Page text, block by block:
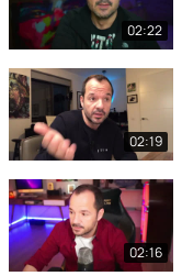
02:22
02:19
02:16